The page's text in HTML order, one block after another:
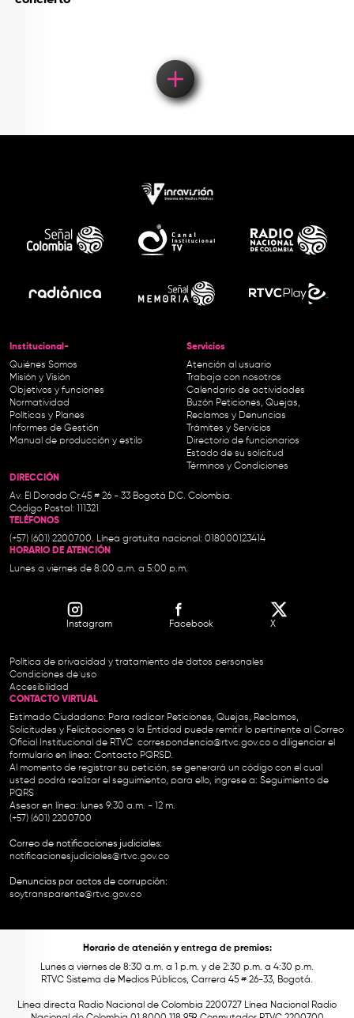
Institucional-
Quiénes Somos
Misión y Visión
Objetivos y funciones
Normatividad
Políticas y Planes
Informes de Gestión
Manual de producción y estilo
Servicios
Atención al usuario
Trabaja con nosotros
Calendario de actividades
Buzón Peticiones, Quejas,
Reclamos y Denuncias
Trámites y Servicios
Directorio de funcionarios
Estado de su solicitud
Términos y Condiciones
DIRECCIÓN
Av. El Dorado Cr.45 # 26 - 33 Bogotá D.C. Colombia.
Código Postal: 111321
TELÉFONOS
(+57) (601) 2200700. Línea gratuita nacional: 018000123414
HORARIO DE ATENCIÓN
Lunes a viernes de 8:00 a.m. a 5:00 p.m.
Instagram Facebook X
Política de privacidad y tratamiento de datos personales
Condiciones de uso
Accesibilidad
CONTACTO VIRTUAL
Estimado Ciudadano: Para radicar Peticiones, Quejas, Reclamos,
Solicitudes y Felicitaciones a la Entidad puede remitir lo pertinente al Correo
Oficial Institucional de RTVC correspondencia@rtvc.gov.co o diligenciar el
formulario en línea: Contacto PQRSD.
Al momento de registrar su petición, se generará un código con el cual
usted podrá realizar el seguimiento, para ello, ingrese a: Seguimiento de
PQRS
Asesor en línea: lunes 9:30 a.m. - 12 m.
(+57) (601) 2200700
Correo de notificaciones judiciales:
notificacionesjudiciales@rtvc.gov.co
Denuncias por actos de corrupción:
soytransparente@rtvc.gov.co
Horario de atención y entrega de premios:
Lunes a viernes de 8:30 a.m. a 1 p.m. y de 2:30 p.m. a 4:30 p.m.
RTVC Sistema de Medios Públicos, Carrera 45 # 26-33, Bogotá.
Línea directa Radio Nacional de Colombia 2200727 Línea Nacional Radio